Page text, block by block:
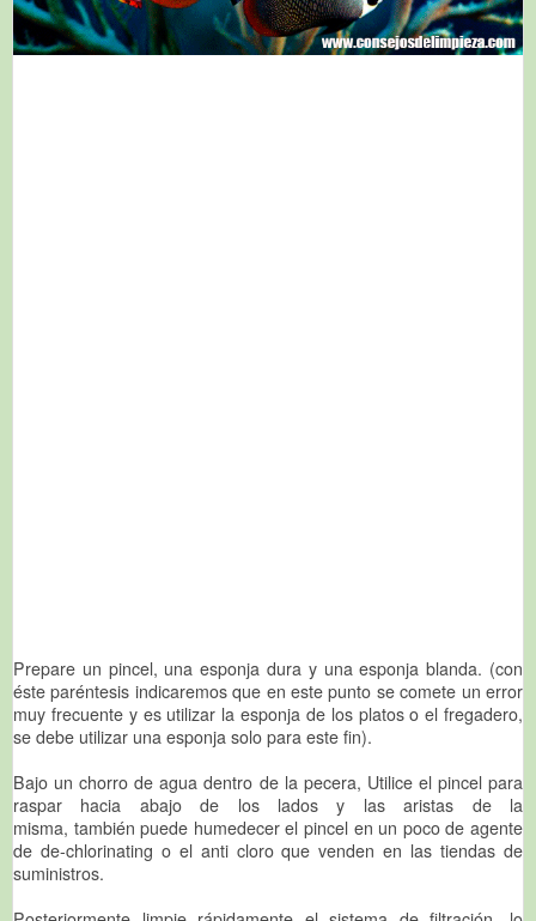
Prepare un pincel, una esponja dura y una esponja blanda. (con
éste paréntesis indicaremos que en este punto se comete un error
muy frecuente y es utilizar la esponja de los platos o el fregadero,
se debe utilizar una esponja solo para este fin).
Bajo un chorro de agua dentro de la pecera, Utilice el pincel para
raspar hacia abajo de los lados y las aristas de la
misma, también puede humedecer el pincel en un poco de agente
de de-chlorinating o el anti cloro que venden en las tiendas de
suministros.